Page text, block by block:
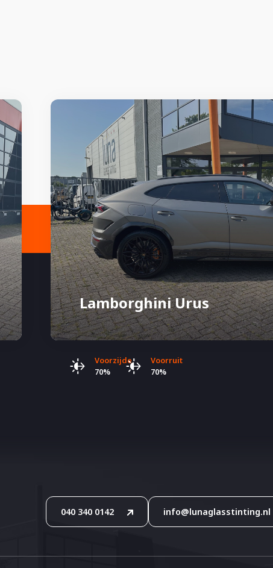
Lamborghini Urus
Voorzijde
70%
Voorruit
70%
040 340 0142 info@lunaglasstinting.nl